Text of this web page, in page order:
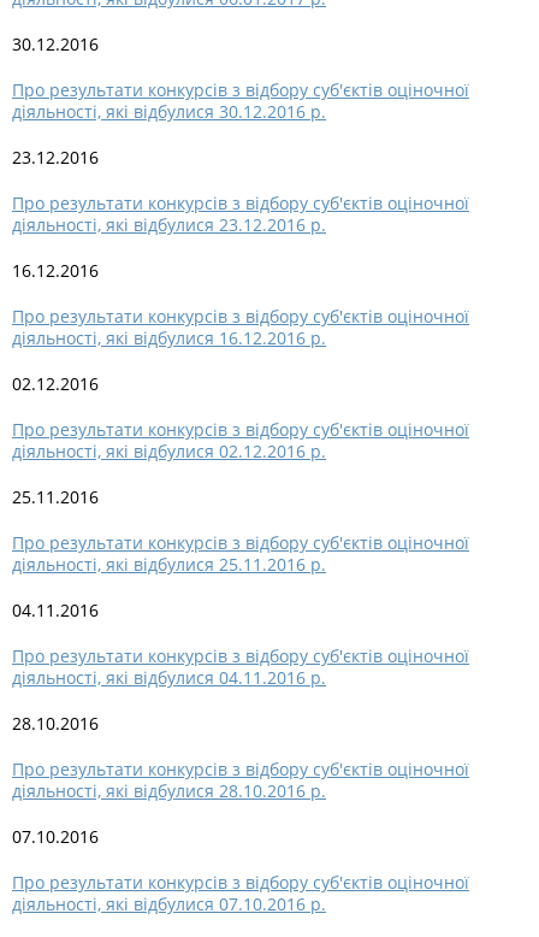
30.12.2016
Про результати конкурсів з відбору суб'єктів оціночної
діяльності, які відбулися 30.12.2016 р.
23.12.2016
Про результати конкурсів з відбору суб'єктів оціночної
діяльності, які відбулися 23.12.2016 р.
16.12.2016
Про результати конкурсів з відбору суб'єктів оціночної
діяльності, які відбулися 16.12.2016 р.
02.12.2016
Про результати конкурсів з відбору суб'єктів оціночної
діяльності, які відбулися 02.12.2016 р.
25.11.2016
Про результати конкурсів з відбору суб'єктів оціночної
діяльності, які відбулися 25.11.2016 р.
04.11.2016
Про результати конкурсів з відбору суб'єктів оціночної
діяльності, які відбулися 04.11.2016 р.
28.10.2016
Про результати конкурсів з відбору суб'єктів оціночної
діяльності, які відбулися 28.10.2016 р.
07.10.2016
Про результати конкурсів з відбору суб'єктів оціночної
діяльності, які відбулися 07.10.2016 р.